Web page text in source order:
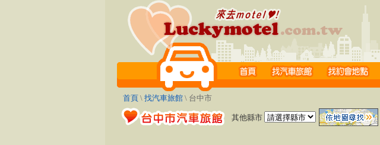
首頁 \ 找汽車旅館 \ 台中市
其他縣市